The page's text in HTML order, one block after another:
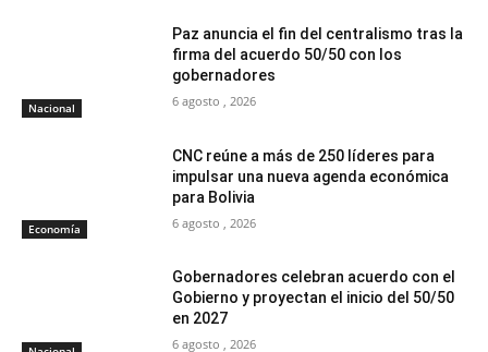
Nacional
Paz anuncia el fin del centralismo tras la
firma del acuerdo 50/50 con los
gobernadores
6 agosto , 2026
Economía
CNC reúne a más de 250 líderes para
impulsar una nueva agenda económica
para Bolivia
6 agosto , 2026
Gobernadores celebran acuerdo con el
Gobierno y proyectan el inicio del 50/50
en 2027
6 agosto , 2026